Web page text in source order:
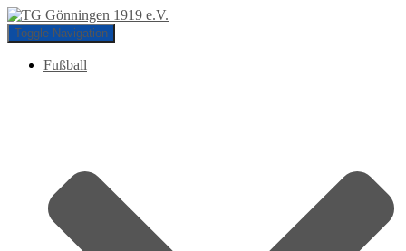
Toggle Navigation
Fußball